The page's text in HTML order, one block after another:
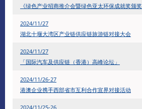
《绿色产业招商推介会暨绿色亚太环保成就奖颁奖
2024/11/27
湖北十堰大湾区产业链供应链旅游链对接大会
2024/11/27
「国际汽车及供应链（香港）高峰论坛」
2024/11/26-27
港澳企业携手西部省市互利合作宣界对接活动
2024/11/25-26